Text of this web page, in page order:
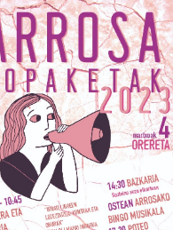
Azaroak 6 Iurretan Arrosa
sarearen IX. topaketak
2021/10/04
Berria egunkarian
elkarrizketa Arrosaren 20
urteez
2021/07/06